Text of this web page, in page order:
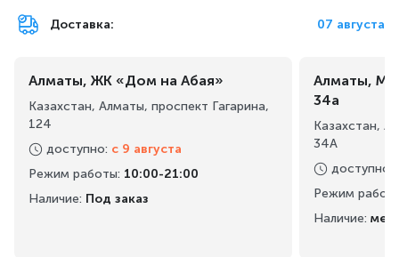
Доставка: 07 августа
Алматы, ЖК «Дом на Абая»
Казахстан, Алматы, проспект Гагарина,
124
доступно: с 9 августа
Режим работы: 10:00-21:00
Наличие: Под заказ
Алматы,
34а
Казахстан,
34А
доступно
Режим
Наличие: